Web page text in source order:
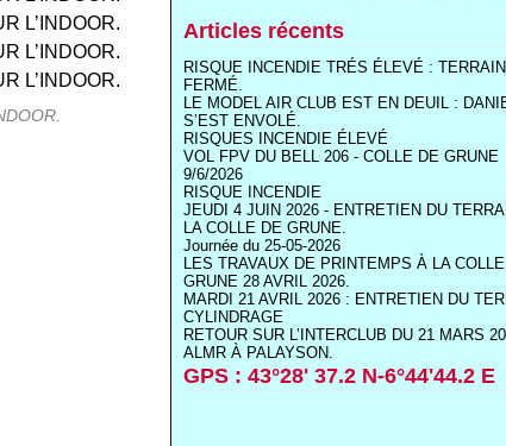
Articles récents
RISQUE INCENDIE TRÉS ÉLEVÉ : TERRAIN
FERMÉ.
LE MODEL AIR CLUB EST EN DEUIL :
S’EST ENVOLÉ.
RISQUES INCENDIE ÉLEVÉ
VOL FPV DU BELL 206 - COLLE DE GRUNE
9/6/2026
RISQUE INCENDIE
JEUDI 4 JUIN 2026 - ENTRETIEN DU
LA COLLE DE GRUNE.
Journée du 25-05-2026
LES TRAVAUX DE PRINTEMPS À LA
GRUNE 28 AVRIL 2026.
MARDI 21 AVRIL 2026 : ENTRETIEN DU
CYLINDRAGE
RETOUR SUR L’INTERCLUB DU 21 MARS
ALMR À PALAYSON.
GPS : 43°28' 37.2 N-6°44'44.2 E